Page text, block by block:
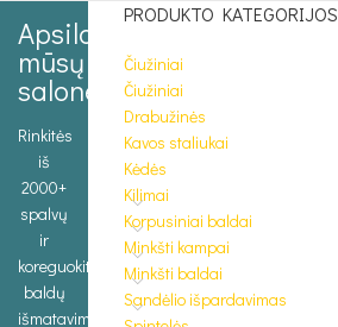
Apsilankykite
mūsų
salone
Rinkitės
iš
2000+
spalvų
ir
koreguokite
baldų
išmatavimus.
PRODUKTO KATEGORIJOS
Čiužiniai
Čiužiniai
Drabužinės
Kavos staliukai
Kėdės
Kilimai
Korpusiniai baldai
Minkšti kampai
Minkšti baldai
Sandėlio išpardavimas